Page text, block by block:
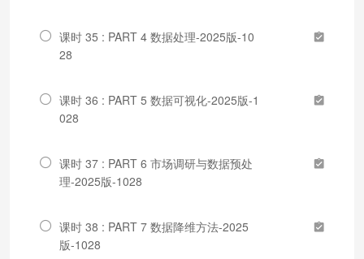
课时 35 : PART 4 数据处理-2025版-10
28
课时 36 : PART 5 数据可视化-2025版-1
028
课时 37 : PART 6 市场调研与数据预处
理-2025版-1028
课时 38 : PART 7 数据降维方法-2025
版-1028